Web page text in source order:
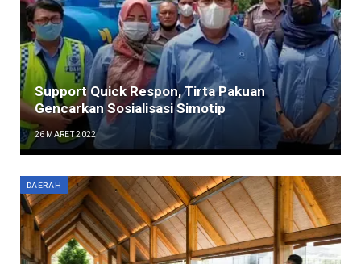
Support Quick Respon, Tirta Pakuan
Gencarkan Sosialisasi Simotip
26 MARET 2022
DAERAH